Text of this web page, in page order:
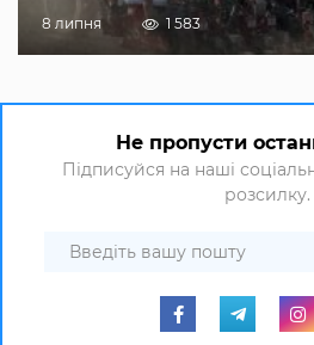
8 липня 1 583
Не пропусти
Підписуйся на наші
розсилку.